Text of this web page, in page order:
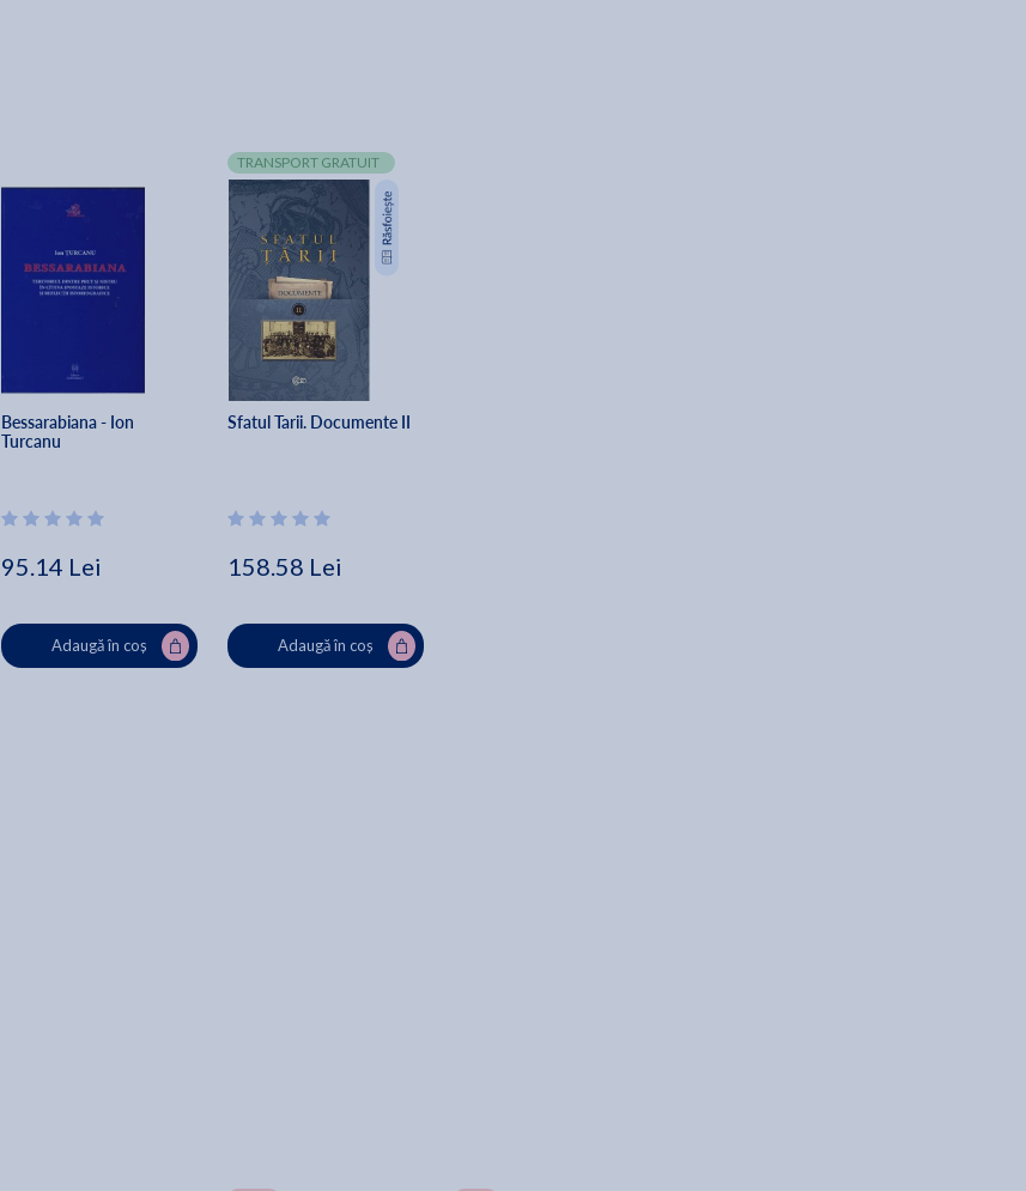
Bessarabiana - Ion
Turcanu
95.14 Lei
Adaugă în coș
TRANSPORT GRATUIT
Sfatul Tarii. Documente II
158.58 Lei
Adaugă în coș